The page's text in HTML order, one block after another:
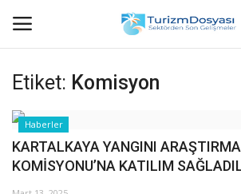
Anasayfa
Bize Ulaşın
Künye
Etiket: Komisyon
Haberler
KARTALKAYA YANGINI ARAŞTIRMA
KOMİSYONU’NA KATILIM